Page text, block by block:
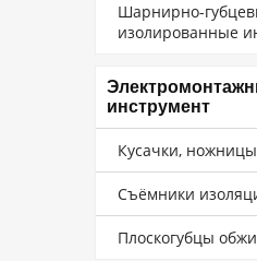
Шарнирно-
изолированные
инструмент
Кусачки, ножницы
Съёмники
Плоскогубцы